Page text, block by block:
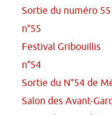
Sortie du numéro 55
n°55
Festival Gribouillis
n°54
Sortie du N°54 de
Salon des Avant-